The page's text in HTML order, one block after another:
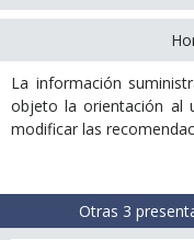
La información
objeto la orientación al
modificar las
Otras 3